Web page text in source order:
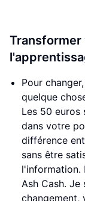
Pour
quelque
Les 50 euros
dans votre
différence
sans être
l'information.
Ash Cash. Je
changement,